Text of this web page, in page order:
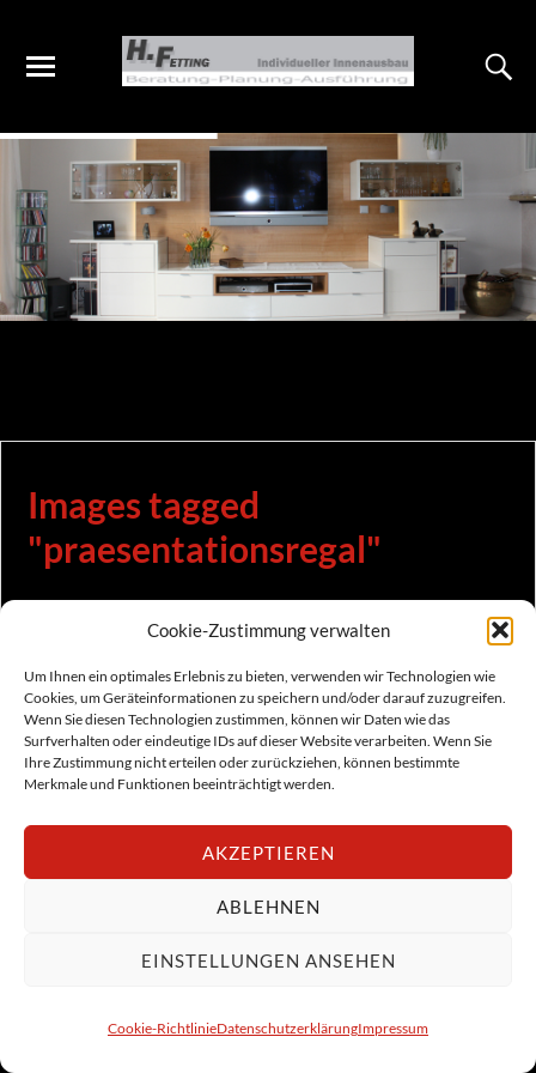
Cookie-Zustimmung verwalten
Um Ihnen ein optimales Erlebnis zu bieten, verwenden wir Technologien wie
Cookies, um Geräteinformationen zu speichern und/oder darauf zuzugreifen.
Wenn Sie diesen Technologien zustimmen, können wir Daten wie das
Surfverhalten oder eindeutige IDs auf dieser Website verarbeiten. Wenn Sie
Ihre Zustimmung nicht erteilen oder zurückziehen, können bestimmte
Merkmale und Funktionen beeinträchtigt werden.
AKZEPTIEREN
ABLEHNEN
EINSTELLUNGEN ANSEHEN
Cookie-RichtlinieDatenschutzerklärungImpressum
Images tagged
"praesentationsregal"
[Not a valid template]